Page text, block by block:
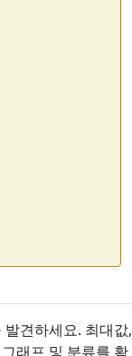
견하세요. 최대값,
래프 및 분류를 확